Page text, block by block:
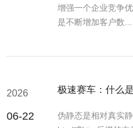
增强一个企业竞争
是不断增加客户数...
2026
06-22
极速赛车：什么
伪静态是相对真实